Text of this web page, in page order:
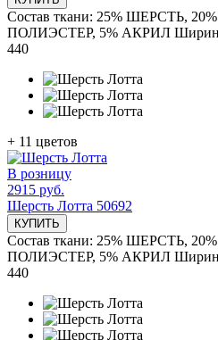
Состав ткани: 25% ШЕРСТЬ,
ПОЛИЭСТЕР, 5% АКРИЛ
440
+ 11 цветов
В розницу
2915 руб.
Шерсть Лотта 50692
КУПИТЬ
Состав ткани: 25% ШЕРСТЬ,
ПОЛИЭСТЕР, 5% АКРИЛ
440